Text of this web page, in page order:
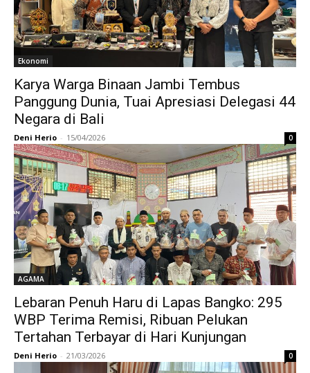
Ekonomi
Karya Warga Binaan Jambi Tembus
Panggung Dunia, Tuai Apresiasi Delegasi 44
Negara di Bali
Deni Herio - 15/04/2026 0
AGAMA
Lebaran Penuh Haru di Lapas Bangko: 295
WBP Terima Remisi, Ribuan Pelukan
Tertahan Terbayar di Hari Kunjungan
Deni Herio - 21/03/2026 0